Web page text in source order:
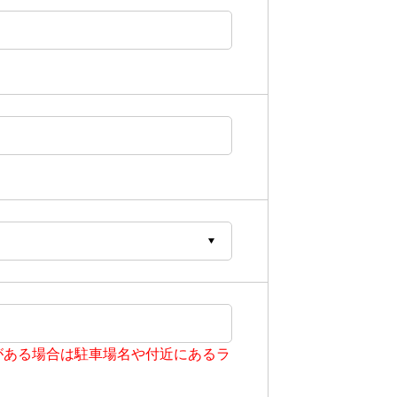
る場合は駐車場名や付近にあるラ